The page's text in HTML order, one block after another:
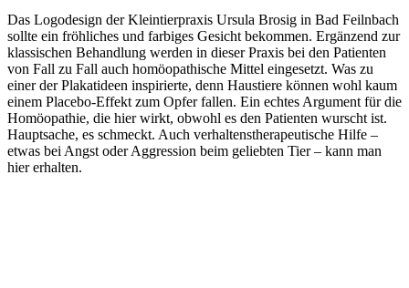
Das Logodesign der Kleintierpraxis Ursula Brosig in Bad Feilnbach
sollte ein fröhliches und farbiges Gesicht bekommen. Ergänzend zur
klassischen Behandlung werden in dieser Praxis bei den Patienten
von Fall zu Fall auch homöopathische Mittel eingesetzt. Was zu
einer der Plakatideen inspirierte, denn Haustiere können wohl kaum
einem Placebo-Effekt zum Opfer fallen. Ein echtes Argument für die
Homöopathie, die hier wirkt, obwohl es den Patienten wurscht ist.
Hauptsache, es schmeckt. Auch verhaltenstherapeutische Hilfe –
etwas bei Angst oder Aggression beim geliebten Tier – kann man
hier erhalten.